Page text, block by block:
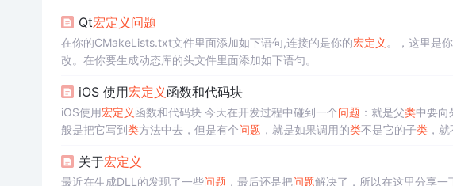
Qt宏定义 问题
在你的CMakeLists.txt文件里面添加如下语句,连接的是你的宏定义 。，这里是
改。在你要生成动态库的头文件里面添加如下语句。
iOS 使用宏定义 函数和代码块
iOS使用宏定义 函数和代码块 今天在开发过程中碰到一个问题 ：就是父类中要向
般是把它写到类方法中去，但是有个问题 ，就是如果调用的类不是它的子类，就
定义 #defi
关于宏定义
最近在生成DLL的发现了一些问题 ，最后还是把问题解决了，所以在这里分享